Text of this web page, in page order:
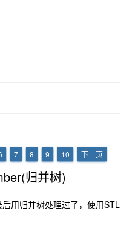
7 8 9 10 下一页
归并树)
用归并树处理过了，使用STL